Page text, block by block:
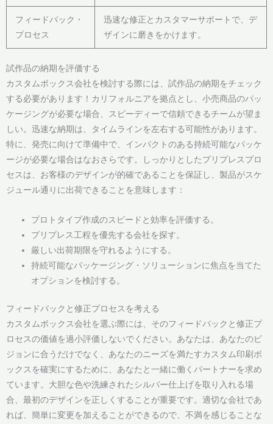
フィードバック・
プロセス
迅速な修正とカスタマーサポートで、デ
ザインに磨きをかけます。
試作品の納期を評価する
カスタムボックス会社を検討する際には、試作品の納期をチェック
する必要があります！カリフォルニアを拠点とし、小売商品のパッ
ケージングが必要な場合、スピーディーで信頼できるチームが望ま
しい。迅速な納期は、タイムラインを左右する可能性があります。
特に、発売に向けて準備中で、インパクトのある持続可能なパッケ
ージが必要な場合はなおさらです。しっかりとしたプリプレスプロ
セスは、お客様のデザインが的確であることを保証し、製品がスケ
ジュール通りに出荷できることを意味します：
プロトタイプ作成のスピードと効率を評価する。
プリプレス工程を優先する会社を探す。
厳しい出荷期限を守れるようにする。
持続可能なパッケージング・ソリューションに焦点を当てた
オプションを検討する。
フィードバックと修正プロセスを考える
カスタムボックス会社を選ぶ際には、そのフィードバックと修正プ
ロセスの価値を過小評価しないでください。あなたは、あなたのビ
ジョンに合うだけでなく、あなたのニーズを満たすカスタム印刷ボ
ックスを確実にするために、あなたと一緒に働くパートナーを求め
ています。大胆な色や洗練されたシルバー仕上げを取り入れる場
合、最初のデザインを正しくすることが重要です。適切な会社であ
れば、簡単に変更を加えることができるので、不満を感じることな